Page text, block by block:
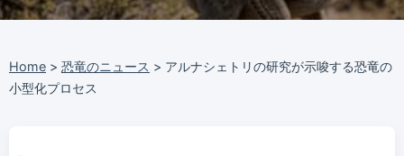
Home > 恐竜のニュース > アルナシェトリの研究が示唆する恐竜の
小型化プロセス